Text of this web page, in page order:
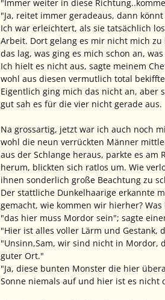
"Immer weiter in diese
"Ja, reitet immer geradeaus, dann
Ich war erleichtert, als sie tatsächlich
Arbeit. Dort gelang es mir nicht mich
das lag, was ging es mich schon an,
Ich hielt es nicht aus, sagte meinem
wohl aus diesen vermutlich total
Eigentlich ging mich das nicht an, aber
gut sah es für die vier nicht gerade aus.
Na grossartig, jetzt war ich auch noch
wohl die neun verrückten Männer
aus der Schlange heraus, parkte es
herum, blickten sich ratlos um. Wie
ihnen sonderlich große Beachtung zu
Der stattliche Dunkelhaarige erkannte
gemacht, wie kommen wir hierher?
"das hier muss Mordor sein"; sagte
"Hier ist alles voller Lärm und Gestank,
"Unsinn,Sam, wir sind nicht in Mordor,
guter Ort."
"Ja, diese bunten Monster die hier
Sonne niemals auf und hier ist es nicht